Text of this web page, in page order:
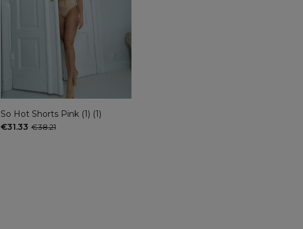
So Hot Shorts Pink (1) (1)
€31.33 €38.21